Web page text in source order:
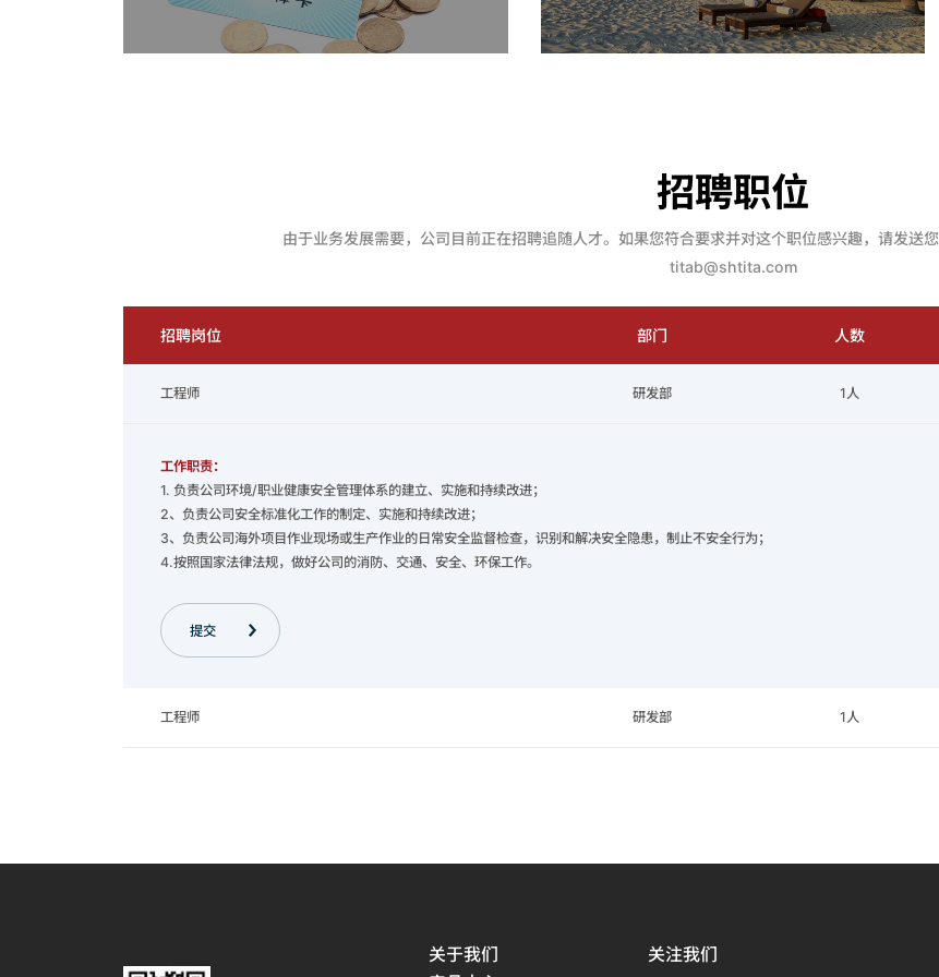
招聘职位
由于业务发展需要，公司目前正在招聘追随人才。如果您符合要求并对这个职位感兴趣，请发送
titab@shtita.com
招聘岗位 部门 人数
工程师 研发部 1人
工作职责：
1. 负责公司环境/职业健康安全管理体系的建立、实施和持续改进；
2、负责公司安全标准化工作的制定、实施和持续改进；
3、负责公司海外项目作业现场或生产作业的日常安全监督检查，识别和解决安全隐患，制止不安全行为；
4.按照国家法律法规，做好公司的消防、交通、安全、环保工作。
提交
工程师 研发部 1人
关于我们
关注我们